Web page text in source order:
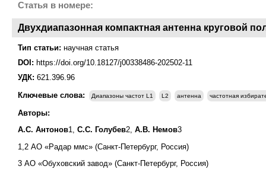
Статья в номере:
Двухдиапазонная компактная антенна круговой
Тип статьи: научная статья
DOI: https://doi.org/10.18127/j00338486-202502-11
УДК: 621.396.96
Ключевые слова:
Диапазоны частот L1 L2 антенна частотная
Авторы:
А.С. Антонов1, С.С. Голубев2, А.В. Немов3
1,2 АО «Радар ммс» (Санкт-Петербург, Россия)
3 АО «Обуховский завод» (Санкт-Петербург, Россия)